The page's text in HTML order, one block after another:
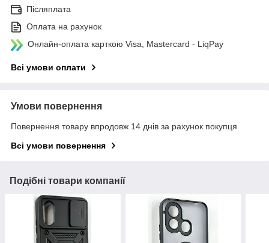
Післяплата
Оплата на рахунок
Онлайн-оплата карткою Visa, Mastercard - LiqPay
Всі умови оплати
Умови повернення
Повернення товару впродовж 14 днів за рахунок покупця
Всі умови повернення
Подібні товари компанії